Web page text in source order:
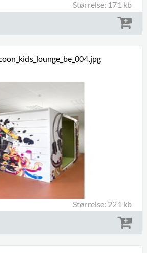
Størrelse: 171 kb
Størrelse: 221 kb